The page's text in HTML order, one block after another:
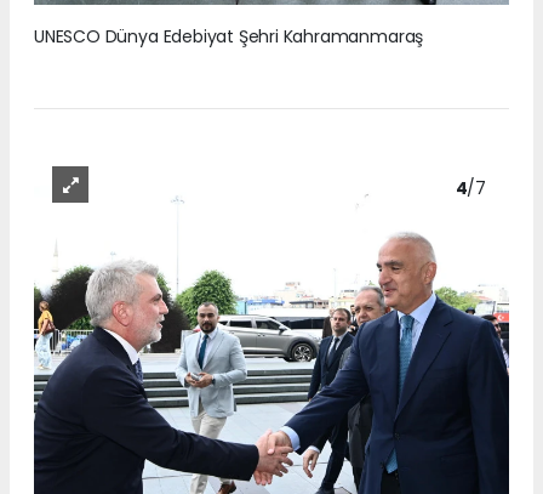
UNESCO Dünya Edebiyat Şehri Kahramanmaraş
4/7